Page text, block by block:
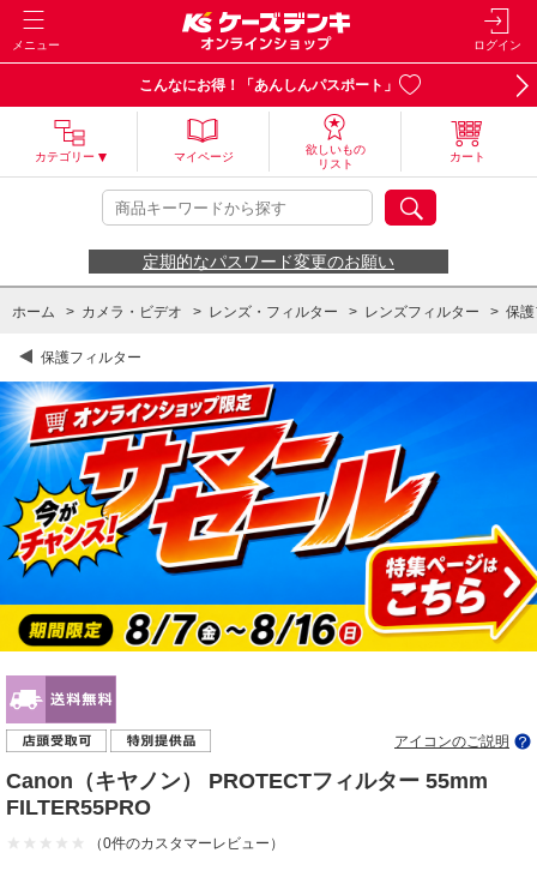
メニュー ログイン
こんなにお得！「あんしんパスポート」
カテゴリー マイページ
欲しいもの
リスト
カート
定期的なパスワード変更のお願い
ホーム > カメラ・ビデオ > レンズ・フィルター > レンズフィルター > 保
保護フィルター
アイコンのご説明
Canon（キヤノン） PROTECTフィルター 55mm
FILTER55PRO
（0件のカスタマーレビュー）